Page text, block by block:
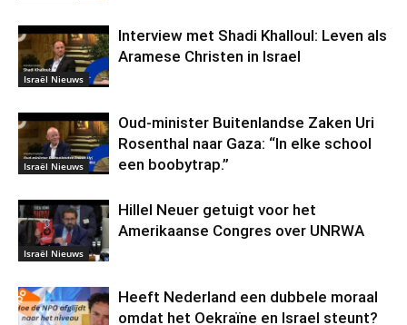
Israël Nieuws
Interview met Shadi Khalloul: Leven als
Aramese Christen in Israel
Israël Nieuws
Oud-minister Buitenlandse Zaken Uri
Rosenthal naar Gaza: “In elke school
een boobytrap.”
Israël Nieuws
Hillel Neuer getuigt voor het
Amerikaanse Congres over UNRWA
Heeft Nederland een dubbele moraal
omdat het Oekraïne en Israel steunt?